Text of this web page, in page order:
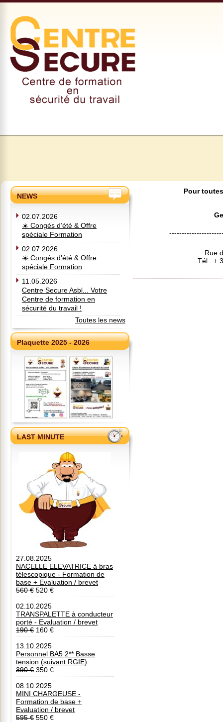
NEWS
02.07.2026
☀️ Congés d’été & Offre
spéciale Formation
02.07.2026
☀️ Congés d’été & Offre
spéciale Formation
11.05.2026
Centre Secure Asbl... Votre
Centre de formation en
sécurité du travail !
Toutes les news
Plaquette 2025 - 2026
LAST MINUTE
27.08.2025
NACELLE ELEVATRICE à bras
télescopique - Formation de
base + Evaluation / brevet
560 € 520 €
02.10.2025
TRANSPALETTE à conducteur
porté - Evaluation / brevet
190 € 160 €
13.10.2025
Personnel BA5 2** Basse
tension (suivant RGIE)
390 € 350 €
08.10.2025
MINI CHARGEUSE -
Formation de base +
Evaluation / brevet
595 € 550 €
Pour
Rue
Tél : +